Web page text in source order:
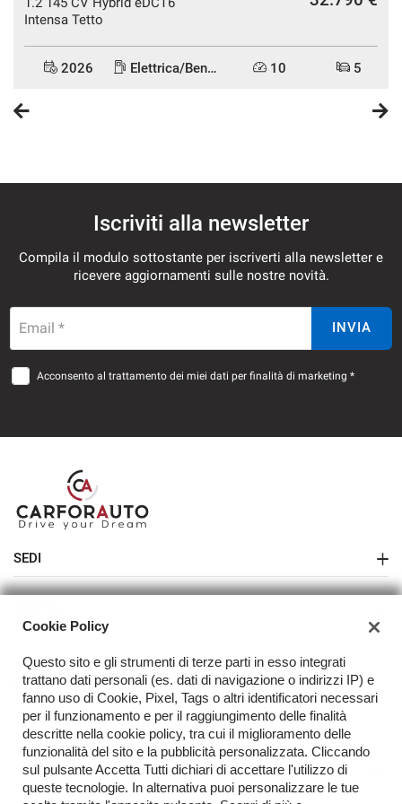
I nostri consulenti sono a vostra disposizione per qualsiasi
chiarimento
Intensa Tetto
2026 Elettrica/Benzina 10 5
Iscriviti alla newsletter
Compila il modulo sottostante per iscriverti alla newsletter e
ricevere aggiornamenti sulle nostre novità.
Email * INVIA
Acconsento al trattamento dei miei dati per finalità di marketing *
SEDI
Sede di Melegnano
Contatti
Acquista il tuo veicolo online
FAQ
TORNA IN CIMA
Cookie Policy
Questo sito e gli strumenti di terze parti in esso integrati
trattano dati personali (es. dati di navigazione o indirizzi IP) e
fanno uso di Cookie, Pixel, Tags o altri identificatori necessari
per il funzionamento e per il raggiungimento delle finalità
descritte nella cookie policy, tra cui il miglioramento delle
funzionalità del sito e la pubblicità personalizzata. Cliccando
sul pulsante Accetta Tutti dichiari di accettare l'utilizzo di
queste tecnologie. In alternativa puoi personalizzare le tue